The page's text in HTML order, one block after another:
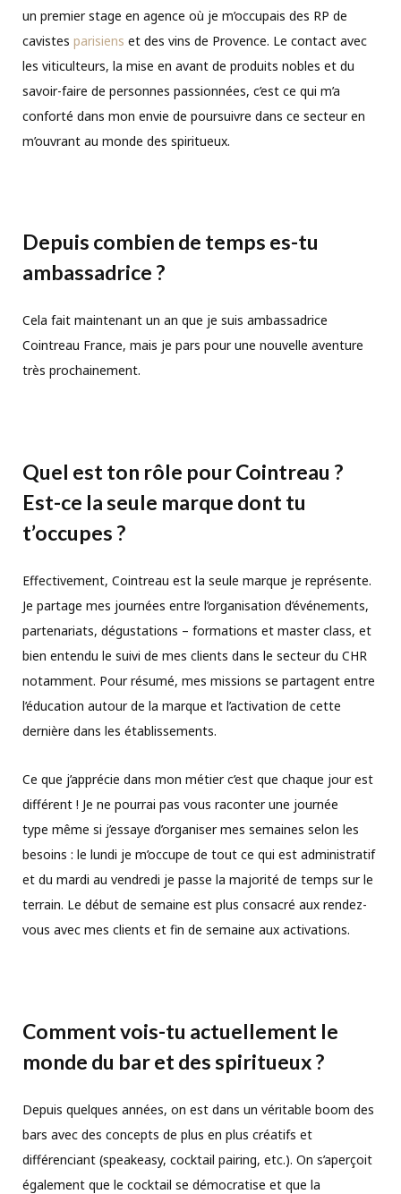
un premier stage en agence où je m’occupais des RP de
cavistes parisiens et des vins de Provence. Le contact avec
les viticulteurs, la mise en avant de produits nobles et du
savoir-faire de personnes passionnées, c’est ce qui m’a
conforté dans mon envie de poursuivre dans ce secteur en
m’ouvrant au monde des spiritueux.
Depuis combien de temps es-tu
ambassadrice ?
Cela fait maintenant un an que je suis ambassadrice
Cointreau France, mais je pars pour une nouvelle aventure
très prochainement.
Quel est ton rôle pour Cointreau ?
Est-ce la seule marque dont tu
t’occupes ?
Effectivement, Cointreau est la seule marque je représente.
Je partage mes journées entre l’organisation d’événements,
partenariats, dégustations – formations et master class, et
bien entendu le suivi de mes clients dans le secteur du CHR
notamment. Pour résumé, mes missions se partagent entre
l’éducation autour de la marque et l’activation de cette
dernière dans les établissements.
Ce que j’apprécie dans mon métier c’est que chaque jour est
différent ! Je ne pourrai pas vous raconter une journée
type même si j’essaye d’organiser mes semaines selon les
besoins : le lundi je m’occupe de tout ce qui est administratif
et du mardi au vendredi je passe la majorité de temps sur le
terrain. Le début de semaine est plus consacré aux rendez-
vous avec mes clients et fin de semaine aux activations.
Comment vois-tu actuellement le
monde du bar et des spiritueux ?
Depuis quelques années, on est dans un véritable boom des
bars avec des concepts de plus en plus créatifs et
différenciant (speakeasy, cocktail pairing, etc.). On s’aperçoit
également que le cocktail se démocratise et que la